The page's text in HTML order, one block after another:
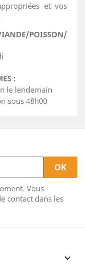
et vos
POISSON/
:
le lendemain
sous 48h00
Vous
contact dans les
